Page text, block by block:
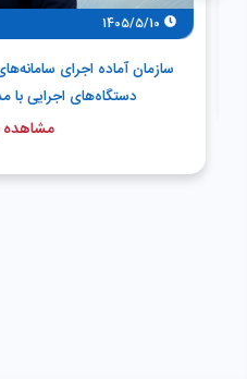
1405/5/10
سازمان آماده اجرای
دستگاه‌های اجرایی
مشاهده